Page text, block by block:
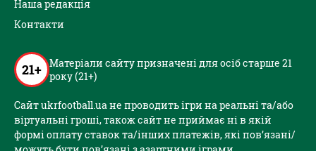
Наша редакція
Контакти
21+ Матеріали сайту призначені для осіб старше 21
року (21+)
Сайт ukrfootball.ua не проводить ігри на реальні та/або
віртуальні гроші, також сайт не приймає ні в якій
формі оплату ставок та/інших платежів, які пов’язані/